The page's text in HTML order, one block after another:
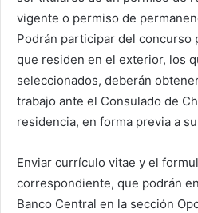
vigente o permiso de
Podrán participar del concurso
que residen en el exterior, los
seleccionados, deberán
trabajo ante el Consulado de
residencia, en forma previa a
Enviar currículo vitae y el
correspondiente, que podrán
Banco Central en la sección